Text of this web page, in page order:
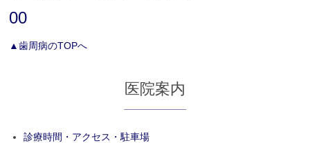
00
▲歯周病のTOPへ
医院案内
診療時間・アクセス・駐車場